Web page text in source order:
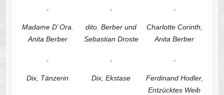
Madame D`Ora.
Anita Berber
dito. Berber und
Sebastian Droste
Charlotte Corinth,
Anita Berber
Dix, Tänzerin Dix, Ekstase
Ferdinand Hodler,
Entzücktes Weib